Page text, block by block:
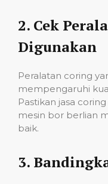
2. Cek
Digunakan
Peralatan coring
mempengaruhi
Pastikan jasa
mesin bor berlian
baik.
3.